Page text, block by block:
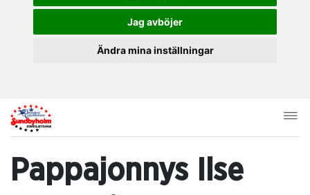
Jag avböjer
Ändra mina inställningar
Pappajonnys Ilse